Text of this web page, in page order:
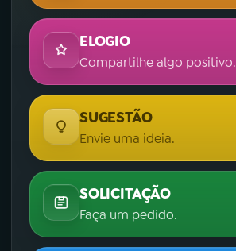
ELOGIO
Compartilhe algo positivo.
SUGESTÃO
Envie uma ideia.
SOLICITAÇÃO
Faça um pedido.